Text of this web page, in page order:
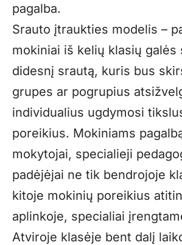
pagalba.
Srauto įtraukties modelis –
mokiniai iš kelių klasių galės
didesnį srautą, kuris bus
grupes ar pogrupius
individualius ugdymosi
poreikius. Mokiniams
mokytojai, specialieji
padėjėjai ne tik bendrojoje
kitoje mokinių poreikius
aplinkoje, specialiai
Atviroje klasėje bent dalį